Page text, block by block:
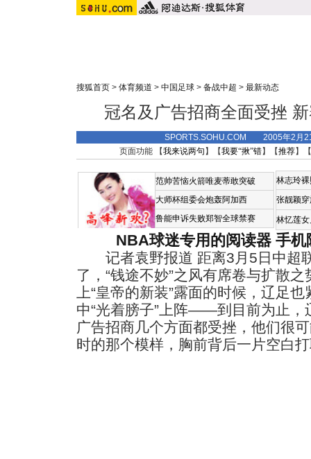
搜狐首页 > 体育频道 > 中国足球 > 备战中超 > 最新动态
冠名及广告招商全面受挫
SPORTS.SOHU.COM 2005年2月
页面功能 【我来说两句 】【我要“揪”错】【推荐】
范帅苦恼火箭唯麦蒂敢突破
大师杯组委会炮轰阿加西
鲁能申诉失败郑智全球禁赛
林志玲
张靓颖
林忆莲
NBA球迷专用的阅读器 手机
记者袁野报道 距离3月5日中超
了，“钱途不妙”之风有席卷与扩散
上“皇帝的新装”露面的时候，辽足
中“光着膀子”上阵——到目前为止，
广告招商几个方面都受挫，他们很
时的那个模样，胸前背后一片空白